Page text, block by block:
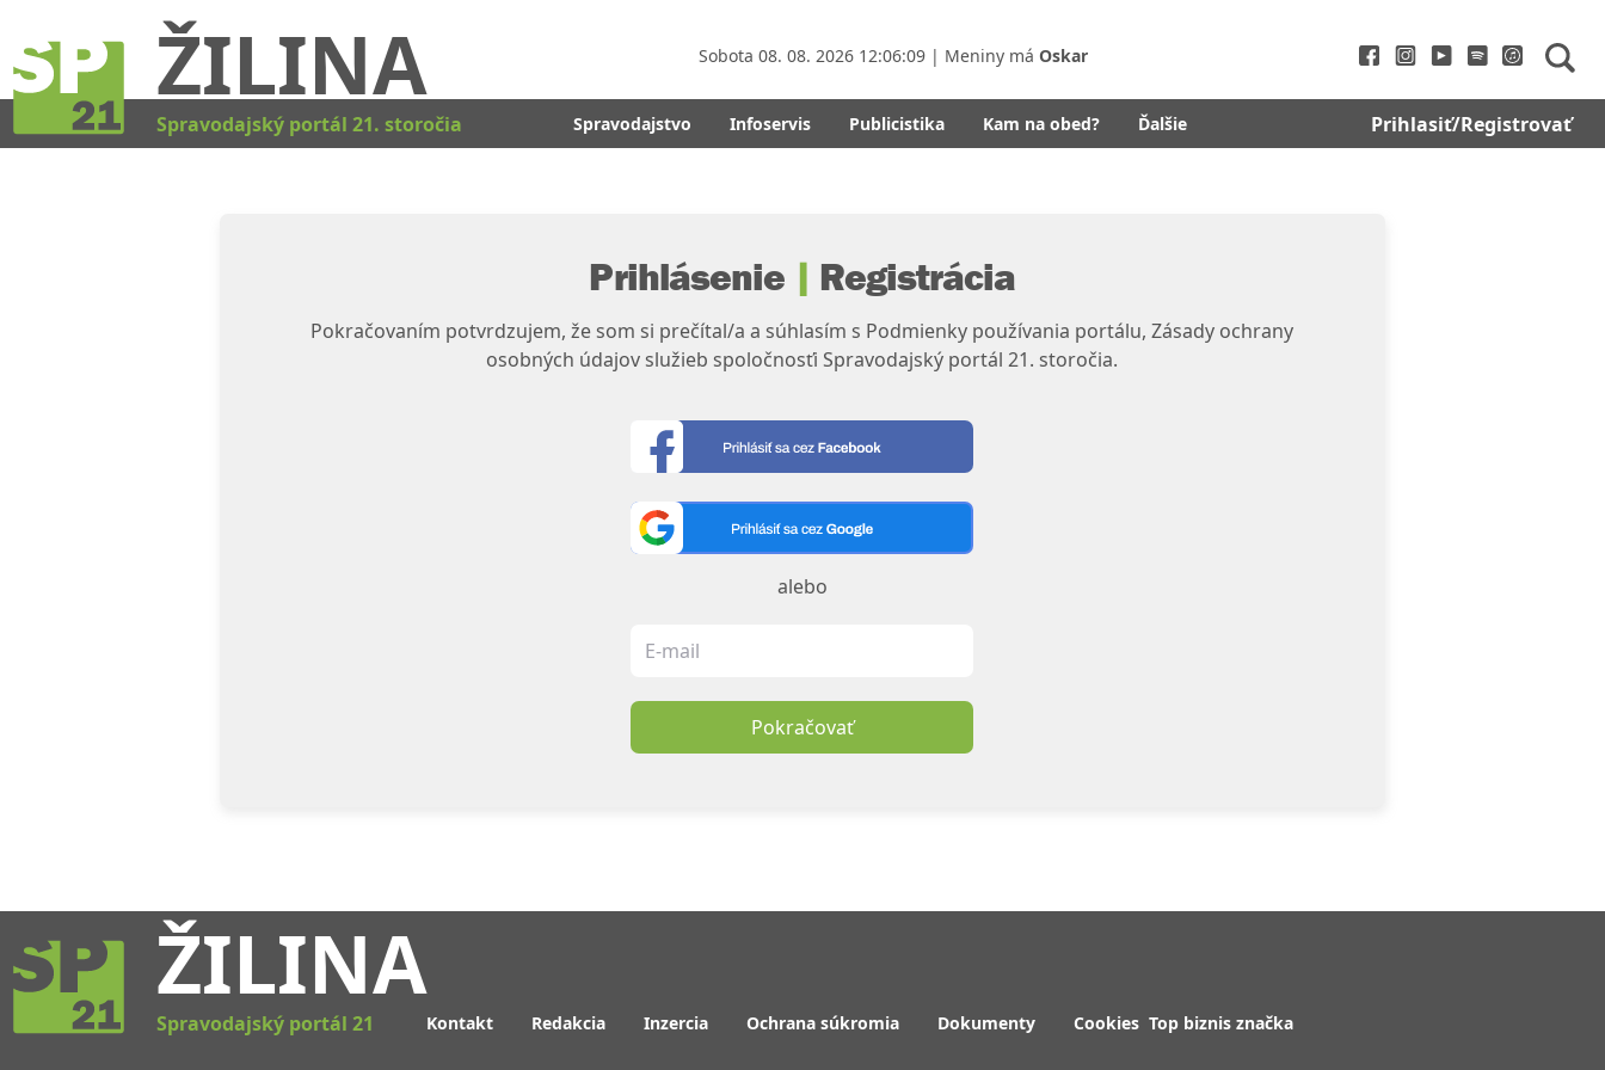
ŽILINA Sobota 08. 08. 2026 12:06:09 | Meniny má Oskar
Spravodajský portál 21. storočia Spravodajstvo Infoservis Publicistika Kam na obed? Ďalšie Prihlasiť/Registrovať
Prihlásenie | Registrácia
Pokračovaním potvrdzujem, že som si prečítal/a a súhlasím s Podmienky používania portálu, Zásady ochrany
osobných údajov služieb spoločnosťi Spravodajský portál 21. storočia.
alebo
Pokračovať
ŽILINA
Spravodajský portál 21 Kontakt Redakcia Inzercia Ochrana súkromia Dokumenty Cookies Top biznis značka